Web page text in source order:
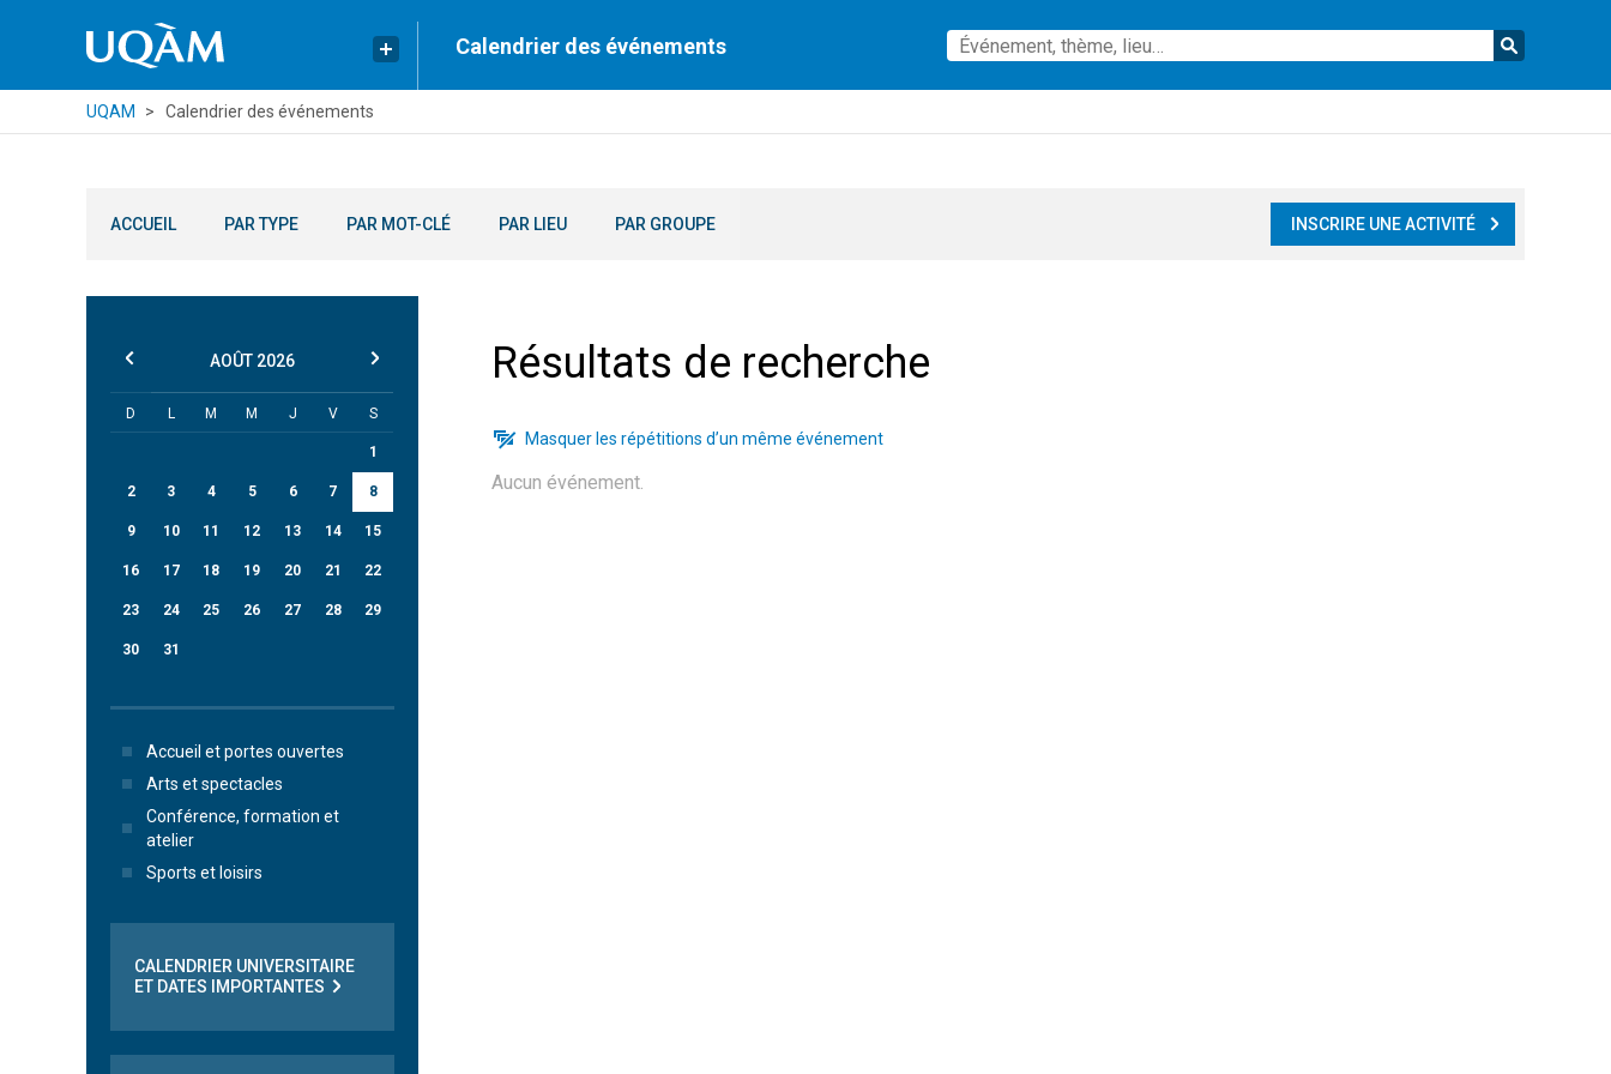
Calendrier des événements
UQAM Calendrier des événements
ACCUEIL PAR TYPE PAR MOT-CLÉ PAR LIEU PAR GROUPE INSCRIRE UNE ACTIVITÉ
Résultats de recherche
Masquer les répétitions d’un même événement
Aucun événement.
AOÛT 2026
D L M M J V S
1
2 3 4 5 6 7 8
9 10 11 12 13 14 15
16 17 18 19 20 21 22
23 24 25 26 27 28 29
30 31
Accueil et portes ouvertes
Arts et spectacles
Conférence, formation et
atelier
Sports et loisirs
CALENDRIER UNIVERSITAIRE
ET DATES IMPORTANTES